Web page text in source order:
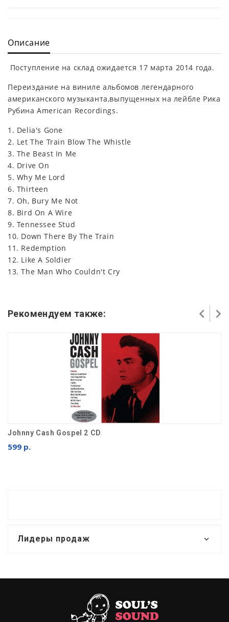
Описание
Поступление на склад ожидается 17 марта 2014 года.
Переиздание на виниле альбомов легендарного
американского музыканта,выпущенных на лейбле Рика
Рубина American Recordings.
1. Delia's Gone
2. Let The Train Blow The Whistle
3. The Beast In Me
4. Drive On
5. Why Me Lord
6. Thirteen
7. Oh, Bury Me Not
8. Bird On A Wire
9. Tennessee Stud
10. Down There By The Train
11. Redemption
12. Like A Soldier
13. The Man Who Couldn't Cry
Рекомендуем также:
Johnny Cash Gospel 2 CD
599 р.
Лидеры продаж